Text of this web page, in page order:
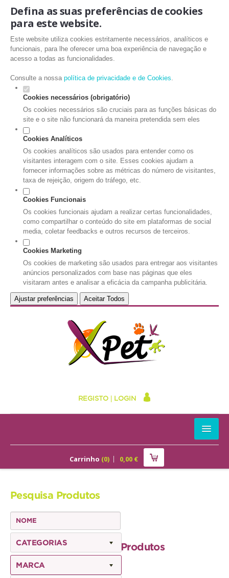
Defina as suas preferências de cookies
para este website.
Este website utiliza cookies estritamente necessários, analíticos e
funcionais, para lhe oferecer uma boa experiência de navegação e
acesso a todas as funcionalidades.
Consulte a nossa política de privacidade e de Cookies.
Cookies necessários (obrigatório)
Os cookies necessários são cruciais para as funções básicas do
site e o site não funcionará da maneira pretendida sem eles
Cookies Analíticos
Os cookies analíticos são usados para entender como os
visitantes interagem com o site. Esses cookies ajudam a
fornecer informações sobre as métricas do número de visitantes,
taxa de rejeição, origem do tráfego, etc.
Cookies Funcionais
Os cookies funcionais ajudam a realizar certas funcionalidades,
como compartilhar o conteúdo do site em plataformas de social
media, coletar feedbacks e outros recursos de terceiros.
Cookies Marketing
Os cookies de marketing são usados para entregar aos visitantes
anúncios personalizados com base nas páginas que eles
visitaram antes e analisar a eficácia da campanha publicitária.
Ajustar preferências Aceitar Todos
REGISTO LOGIN
ALIMENTAÇÃO
Júnior
Adulto
Sénior
Carrinho (0) 0,00€
Pesquisa Produtos
CATEGORIAS
MARCA
Produtos